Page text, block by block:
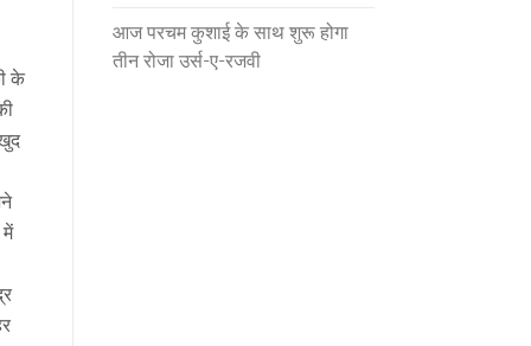
के
आज परचम कुशाई के साथ शुरू होगा
तीन रोजा उर्स-ए-रजवी